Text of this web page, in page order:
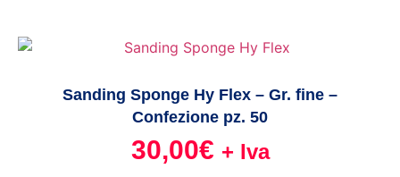
Sanding Sponge Hy Flex – Gr. fine –
Confezione pz. 50
30,00€ + Iva